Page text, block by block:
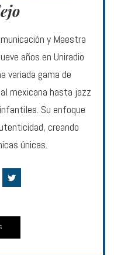
y Maestra
años en Uniradio
variada gama de
mexicana hasta jazz
Su enfoque
creando
únicas.